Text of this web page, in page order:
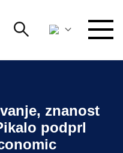
Išči
znanost
podprl